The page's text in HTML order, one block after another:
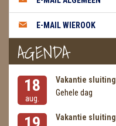
E-MAIL WIEROOK
AGENDA
18
aug.
Vakantie sluiting
Gehele dag
Vakantie sluiting